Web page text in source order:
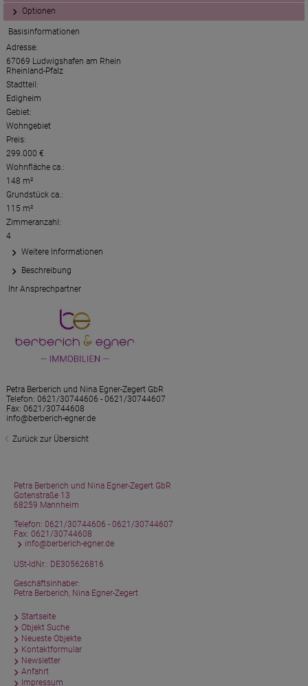
Optionen
Basisinformationen
Adresse:
67069 Ludwigshafen am Rhein
Rheinland-Pfalz
Stadtteil:
Edigheim
Gebiet:
Wohngebiet
Preis:
299.000 €
Wohnfläche ca.:
148 m²
Grundstück ca.:
115 m²
Zimmeranzahl:
4
Weitere Informationen
Beschreibung
Ihr Ansprechpartner
Petra Berberich und Nina Egner-Zegert GbR
Telefon: 0621/30744606 - 0621/30744607
Fax: 0621/30744608
info@berberich-egner.de
Zurück zur Übersicht
Petra Berberich und Nina Egner-Zegert GbR
Gotenstraße 13
68259 Mannheim
Telefon: 0621/30744606 - 0621/30744607
Fax: 0621/30744608
info@berberich-egner.de
USt-IdNr.: DE305626816
Geschäftsinhaber:
Petra Berberich, Nina Egner-Zegert
Startseite
Objekt Suche
Neueste Objekte
Kontaktformular
Newsletter
Anfahrt
Impressum